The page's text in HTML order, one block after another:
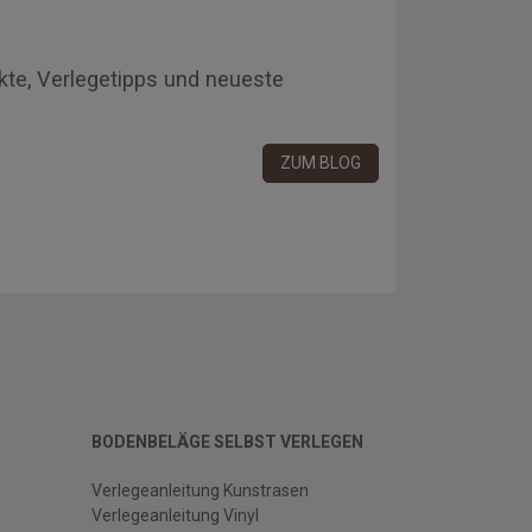
Verlegetipps und neueste
ZUM BLOG
BODENBELÄGE SELBST VERLEGEN
Verlegeanleitung Kunstrasen
Verlegeanleitung Vinyl